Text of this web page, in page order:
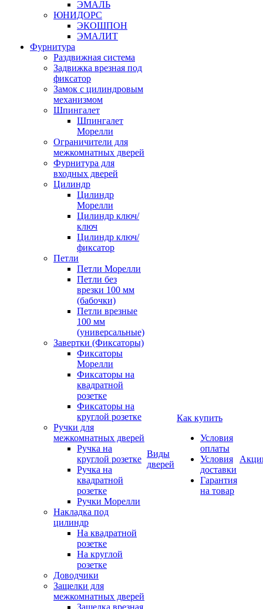
ЭМАЛЬ
ЮНИДОРС
ЭКОШПОН
ЭМАЛИТ
Фурнитура
Раздвижная система
Задвижка врезная под
фиксатор
Замок с цилиндровым
механизмом
Шпингалет
Шпингалет
Морелли
Ограничители для
межкомнатных дверей
Фурнитура для
входных дверей
Цилиндр
Цилиндр
Морелли
Цилиндр ключ/
ключ
Цилиндр ключ/
фиксатор
Петли
Петли Морелли
Петли без
врезки 100 мм
(бабочки)
Петли врезные
100 мм
(универсальные)
Завертки (Фиксаторы)
Фиксаторы
Морелли
Фиксаторы на
квадратной
розетке
Фиксаторы на
круглой розетке
Ручки для
межкомнатных дверей
Ручка на
круглой розетке
Ручка на
квадратной
розетке
Ручки Морелли
Накладка под
цилиндр
На квадратной
розетке
На круглой
розетке
Доводчики
Защелки для
межкомнатных дверей
Защелка врезная
Виды
дверей
Как купить
Условия
оплаты
Условия
доставки
Гарантия
на товар